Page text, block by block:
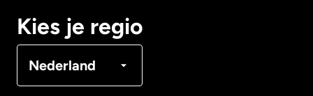
Kies je regio
Nederland